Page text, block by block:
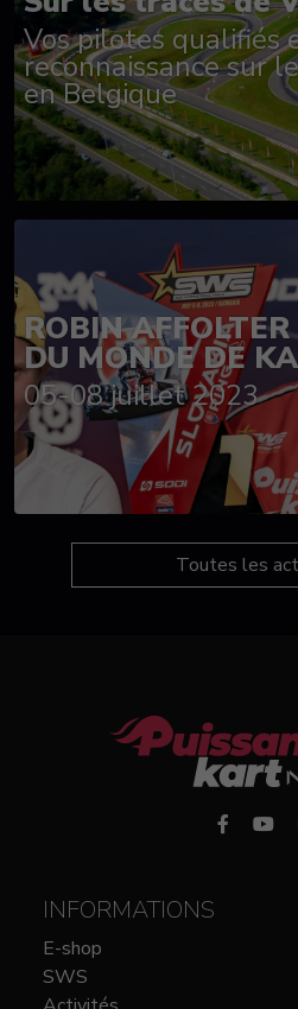
Vos pilotes qualifiés
reconnaissance sur
en Belgique
ROBIN
DU MONDE DE
05-08 juillet 2023
Toutes les
INFORMATIONS
E-shop
SWS